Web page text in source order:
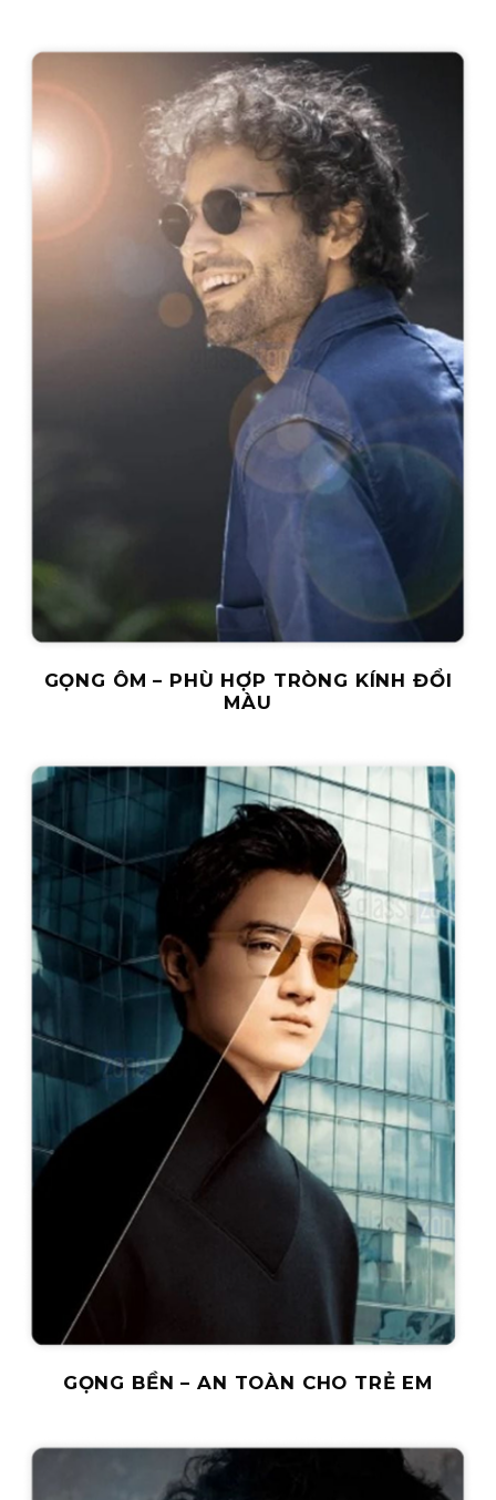
GỌNG ÔM – PHÙ HỢP TRÒNG KÍNH ĐỔI
MÀU
GỌNG BỀN – AN TOÀN CHO TRẺ EM